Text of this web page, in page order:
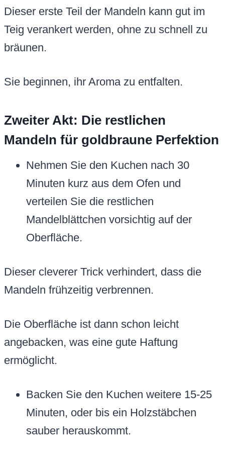
Dieser erste Teil der Mandeln kann gut im
Teig verankert werden, ohne zu schnell zu
bräunen.
Sie beginnen, ihr Aroma zu entfalten.
Zweiter Akt: Die restlichen
Mandeln für goldbraune Perfektion
Nehmen Sie den Kuchen nach 30
Minuten kurz aus dem Ofen und
verteilen Sie die restlichen
Mandelblättchen vorsichtig auf der
Oberfläche.
Dieser cleverer Trick verhindert, dass die
Mandeln frühzeitig verbrennen.
Die Oberfläche ist dann schon leicht
angebacken, was eine gute Haftung
ermöglicht.
Backen Sie den Kuchen weitere 15-25
Minuten, oder bis ein Holzstäbchen
sauber herauskommt.